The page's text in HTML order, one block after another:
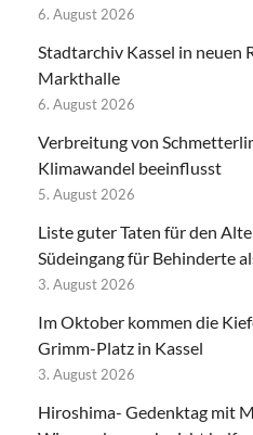
6. August 2026
Stadtarchiv Kassel in neuen
Markthalle
6. August 2026
Verbreitung von
Klimawandel beeinflusst
5. August 2026
Liste guter Taten für den
Südeingang für Behinderte
3. August 2026
Im Oktober kommen die
Grimm-Platz in Kassel
3. August 2026
Hiroshima- Gedenktag mit